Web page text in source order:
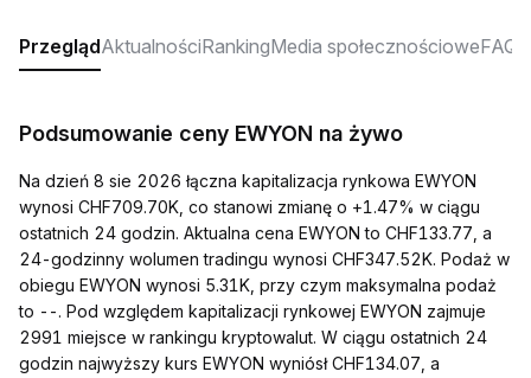
PrzeglądAktualnościRankingMedia społecznościoweFAQ
Podsumowanie ceny EWYON na żywo
Na dzień 8 sie 2026 łączna kapitalizacja rynkowa EWYON
wynosi CHF709.70K, co stanowi zmianę o +1.47% w ciągu
ostatnich 24 godzin. Aktualna cena EWYON to CHF133.77, a
24-godzinny wolumen tradingu wynosi CHF347.52K. Podaż w
obiegu EWYON wynosi 5.31K, przy czym maksymalna podaż
to --. Pod względem kapitalizacji rynkowej EWYON zajmuje
2991 miejsce w rankingu kryptowalut. W ciągu ostatnich 24
godzin najwyższy kurs EWYON wyniósł CHF134.07, a